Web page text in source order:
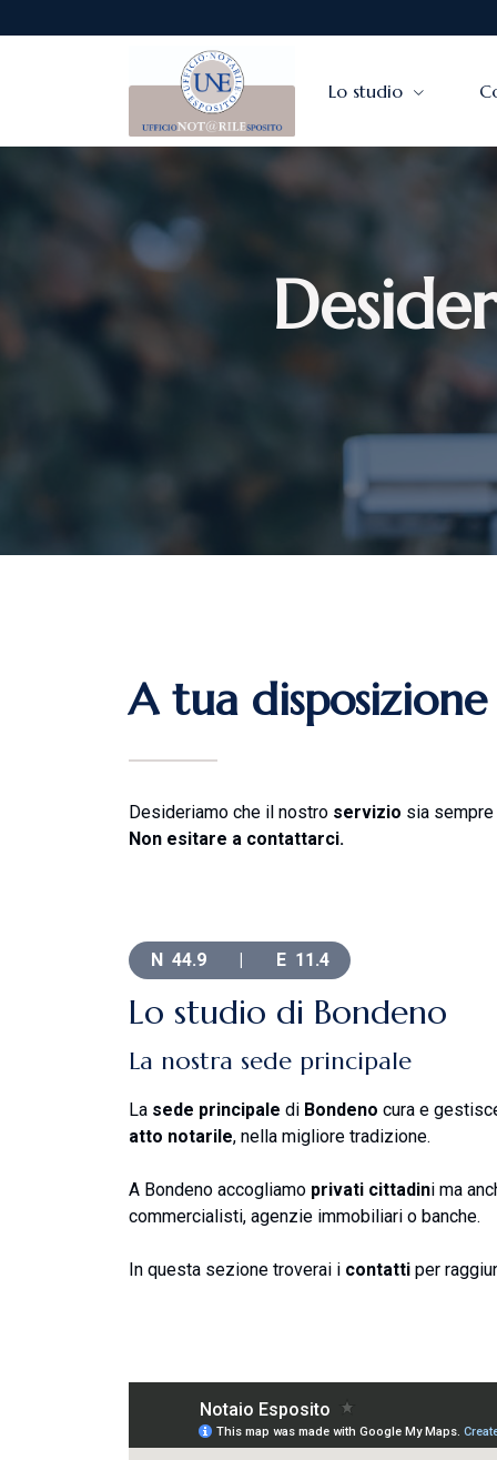
Lo studio
A tua disposizione
Desideriamo che il nostro servizio sia
Non esitare a contattarci.
N 44.9 | E 11.4
Lo studio di Bondeno
La nostra sede principale
La sede principale di Bondenocura e
atto notarile, nella migliore tradizione.
A Bondeno accogliamo privati cittadini ma
commercialisti, agenzie immobiliari o banche.
In questa sezione troverai i contattiper